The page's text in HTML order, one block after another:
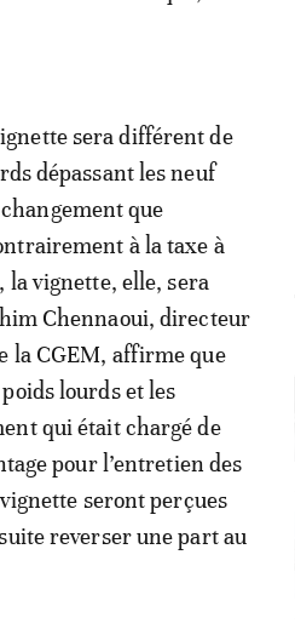
sera différent de
dépassant les neuf
que
à la taxe à
la vignette, elle, sera
Chennaoui, directeur
la CGEM, affirme que
lourds et les
qui était chargé de
pour l’entretien des
seront perçues
reverser une part au